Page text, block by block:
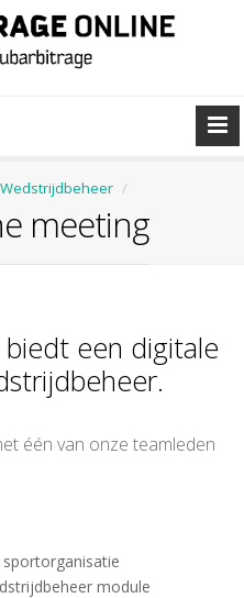
Wedstrijdbeheer
meeting
biedt een digitale
één van onze teamleden
module